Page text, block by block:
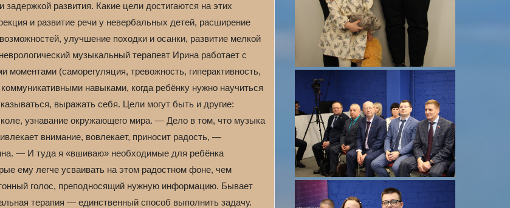
задержкой развития. Какие цели достигаются на этих
и развитие речи у невербальных детей, расширение
улучшение походки и осанки, развитие мелкой
музыкальный терапевт Ирина работает с
моментами (саморегуляция, тревожность, гиперактивность,
навыками, когда ребёнку нужно научиться
выражать себя. Цели могут быть и другие:
узнавание окружающего мира. — Дело в том, что музыка
внимание, вовлекает, приносит радость, —
— И туда я «вшиваю» необходимые для ребёнка
ему легче усваивать на этом радостном фоне, чем
голос, преподносящий нужную информацию. Бывает
терапия — единственный способ выполнить задачу.